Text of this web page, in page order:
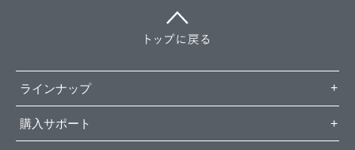
ラインナップ
購入サポート